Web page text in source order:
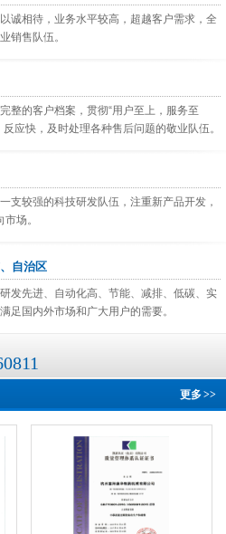
诚相待，业务水平较高，超越客户需求，全
销售队伍。
整的客户档案，贯彻“用户至上，服务至
应快，及时处理各种售后问题的敬业队伍。
支较强的科技研发队伍，注重新产品开发，
场。
自治区
发先进、自动化高、节能、减排、低碳、实
足国内外市场和广大用户的需要。
更多>>